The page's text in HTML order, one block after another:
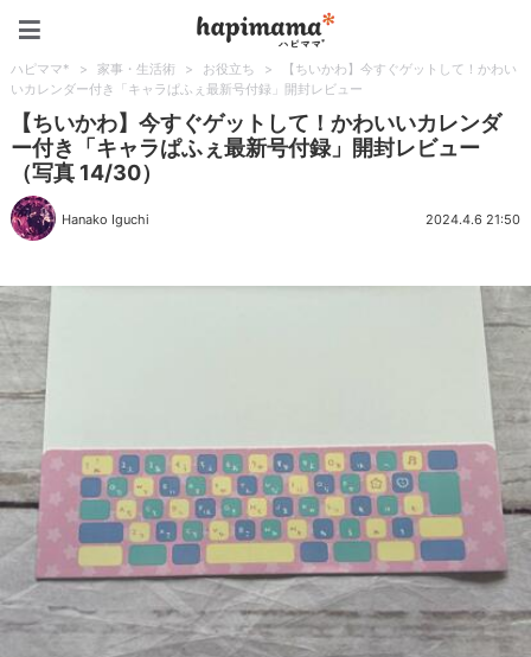
ハピママ* > 家事・生活術 > お役立ち >
【ちいかわ】今すぐゲットして！かわい
いカレンダー付き「キャラぱふぇ最新号付録」開封レビュー
【ちいかわ】今すぐゲットして！かわいいカレンダ
ー付き「キャラぱふぇ最新号付録」開封レビュー
（写真 14/30）
Hanako Iguchi 2024.4.6 21:50